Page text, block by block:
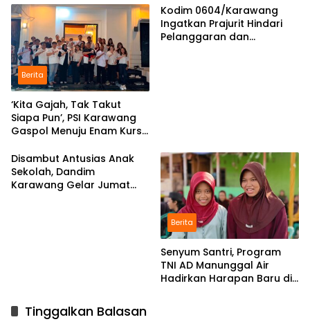
Berita
‘Kita Gajah, Tak Takut
Siapa Pun’, PSI Karawang
Gaspol Menuju Enam Kursi
Kodim 0604/Karawang
Ingatkan Prajurit Hindari
Pelanggaran dan
Disambut Antusias Anak
Sekolah, Dandim
Karawang Gelar Jumat
Berita
Senyum Santri, Program
TNI AD Manunggal Air
Hadirkan Harapan Baru di
Tinggalkan Balasan